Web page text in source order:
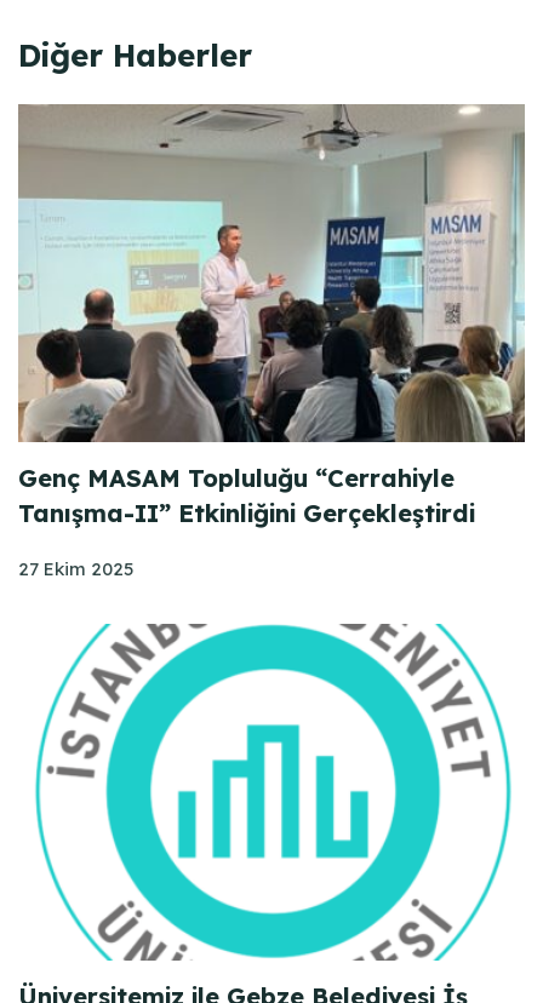
Diğer Haberler
Genç MASAM Topluluğu “Cerrahiyle
Tanışma-II” Etkinliğini Gerçekleştirdi
27 Ekim 2025
Üniversitemiz ile Gebze Belediyesi İş